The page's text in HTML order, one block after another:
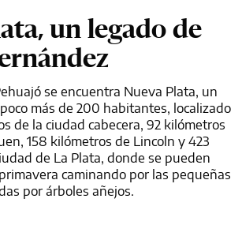
un legado de
se encuentra Nueva Plata, un
más de 200 habitantes, localizado
de la ciudad cabecera, 92 kilómetros
158 kilómetros de Lincoln y 423
de La Plata, donde se pueden
caminando por las pequeñas
por árboles añejos.